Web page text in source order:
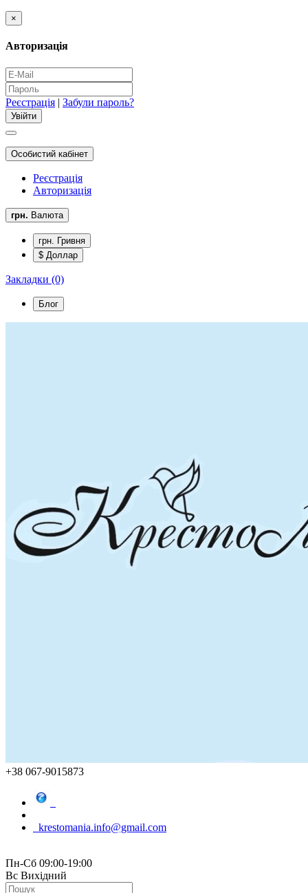
×
Авторизація
Реєстрація | Забули пароль?
Особистий кабінет
Реєстрація
Авторизація
грн. Валюта
грн. Гривня
$ Доллар
Закладки (0)
Блог
+38 067-9015873
krestomania.info@gmail.com
Пн-Сб 09:00-19:00
Вс Вихідний